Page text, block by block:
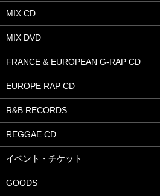
MIX CD
MIX DVD
FRANCE & EUROPEAN G-RAP CD
EUROPE RAP CD
R&B RECORDS
REGGAE CD
イベント・チケット
GOODS